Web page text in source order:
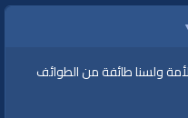
www.alwaqiyah.tv |
ولسنا طائفة من الطوائف